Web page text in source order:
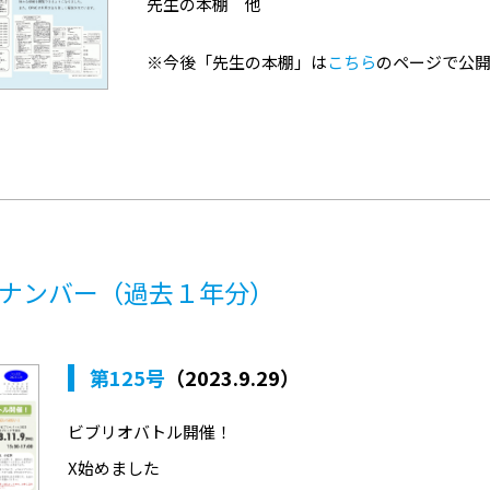
※今後「先生の本棚」はこちらのページで公
ンバー（過去１年分）
第125号 （2023.9.29）
ビブリオバトル開催！
X始めました